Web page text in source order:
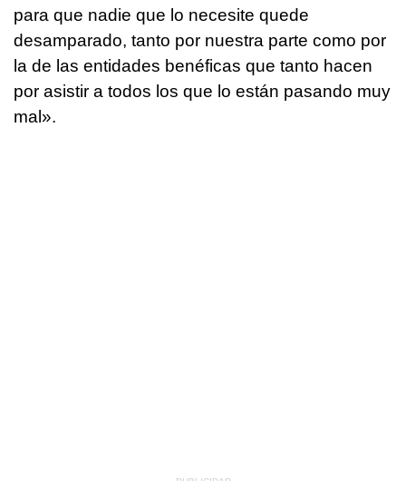
para que nadie que lo necesite quede
desamparado, tanto por nuestra parte como por
la de las entidades benéficas que tanto hacen
por asistir a todos los que lo están pasando muy
mal».